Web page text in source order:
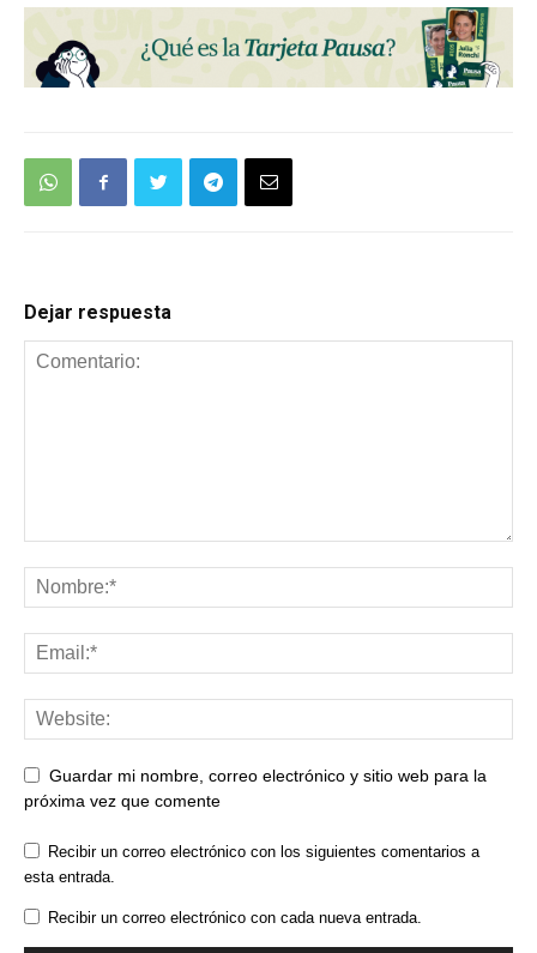
Dejar respuesta
Guardar mi nombre, correo electrónico y sitio web para la
próxima vez que comente
Recibir un correo electrónico con los siguientes comentarios a
esta entrada.
Recibir un correo electrónico con cada nueva entrada.